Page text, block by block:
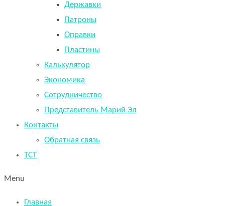
Державки
Патроны
Оправки
Пластины
Калькулятор
Экономика
Сотрудничество
Представитель Марий Эл
Контакты
Обратная связь
TCT
Menu
Главная